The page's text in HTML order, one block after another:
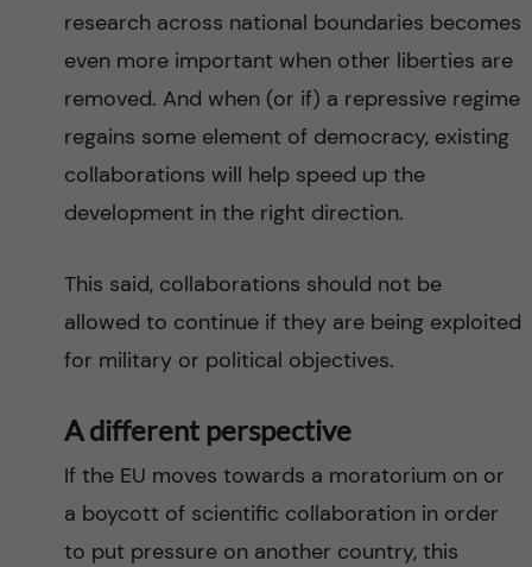
research across national boundaries becomes
even more important when other liberties are
removed. And when (or if) a repressive regime
regains some element of democracy, existing
collaborations will help speed up the
development in the right direction.
This said, collaborations should not be
allowed to continue if they are being exploited
for military or political objectives.
A different perspective
If the EU moves towards a moratorium on or
a boycott of scientific collaboration in order
to put pressure on another country, this